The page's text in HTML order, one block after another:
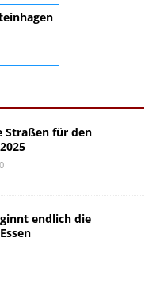
Straßen für den
0
endlich die